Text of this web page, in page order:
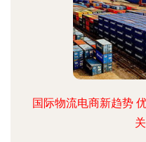
国际物流电商新趋势